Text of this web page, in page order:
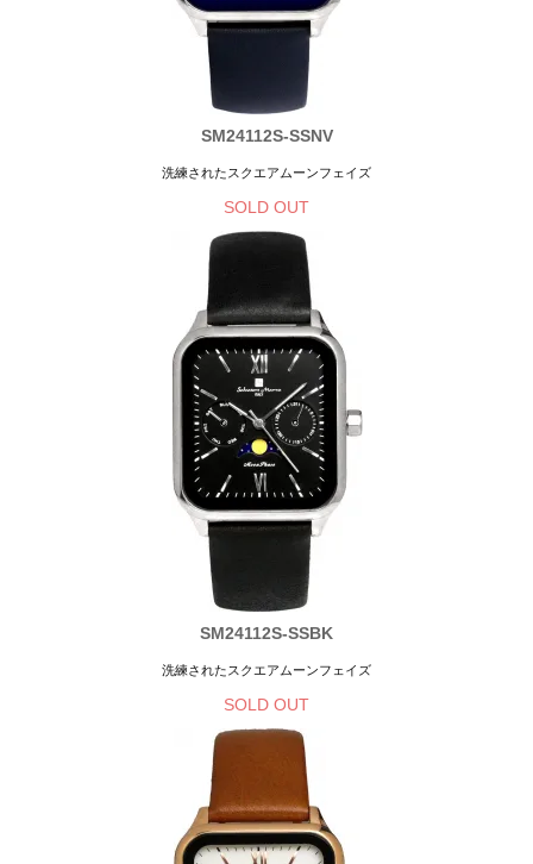
SM24112S-SSNV
洗練されたスクエアムーンフェイズ
SOLD OUT
SM24112S-SSBK
洗練されたスクエアムーンフェイズ
SOLD OUT